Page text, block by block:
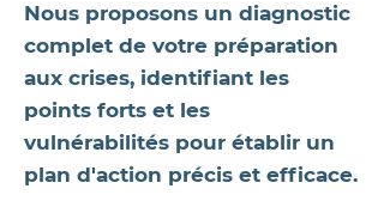
Nous proposons un diagnostic
complet de votre préparation
aux crises, identifiant les
points forts et les
vulnérabilités pour établir un
plan d'action précis et efficace.